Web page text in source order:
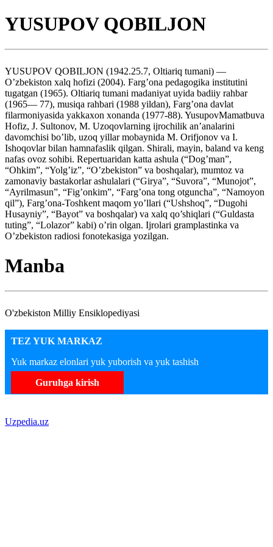
YUSUPOV QOBILJON
YUSUPOV QOBILJON (1942.25.7, Oltiariq tumani) —
O’zbekiston xalq hofizi (2004). Farg’ona pedagogika institutini
tugatgan (1965). Oltiariq tumani madaniyat uyida badiiy rahbar
(1965— 77), musiqa rahbari (1988 yildan), Farg’ona davlat
filarmoniyasida yakkaxon xonanda (1977-88). YusupovMamatbuva
Hofiz, J. Sultonov, M. Uzoqovlarning ijrochilik an’analarini
davomchisi bo’lib, uzoq yillar mobaynida M. Orifjonov va I.
Ishoqovlar bilan hamnafaslik qilgan. Shirali, mayin, baland va keng
nafas ovoz sohibi. Repertuaridan katta ashula (“Dog’man”,
“Ohkim”, “Yolg’iz”, “O’zbekiston” va boshqalar), mumtoz va
zamonaviy bastakorlar ashulalari (“Girya”, “Suvora”, “Munojot”,
“Ayrilmasun”, “Fig’onkim”, “Farg’ona tong otguncha”, “Namoyon
qil”), Farg’ona-Toshkent maqom yo’llari (“Ushshoq”, “Dugohi
Husayniy”, “Bayot” va boshqalar) va xalq qo’shiqlari (“Guldasta
tuting”, “Lolazor” kabi) o’rin olgan. Ijrolari gramplastinka va
O’zbekiston radiosi fonotekasiga yozilgan.
Manba
O'zbekiston Milliy Ensiklopediyasi
TEZ YUK MARKAZ
Yuk markaz elonlari yuk yuborish va yuk tashish
Guruhga kirish
Uzpedia.uz